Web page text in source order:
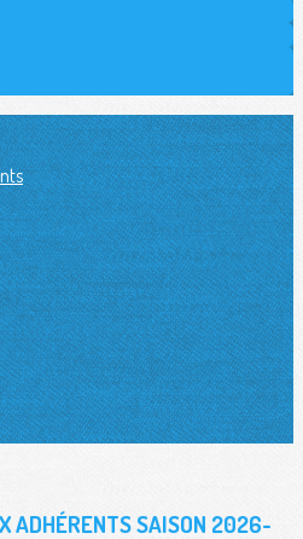
ADHÉRENTS SAISON 2026-